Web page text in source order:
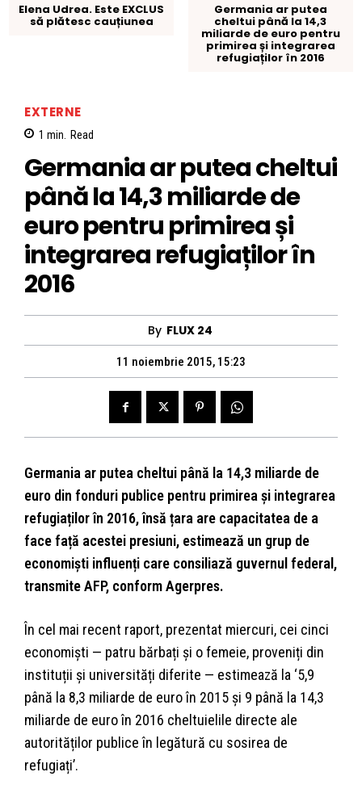
Elena Udrea. Este EXCLUS
să plătesc cauțiunea
Germania ar putea
cheltui până la 14,3
miliarde de euro pentru
primirea și integrarea
refugiaților în 2016